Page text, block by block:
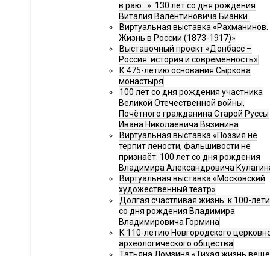
в раю…»: 130 лет со дня рождения
Виталия Валентиновича Бианки.
Виртуальная выставка «Рахманинов.
Жизнь в России (1873-1917)»
Выставочный проект «Донбасс –
Россия: история и современность»
К 475-летию основания Сыркова
монастыря
100 лет со дня рождения участника
Великой Отечественной войны,
Почётного гражданина Старой Руссы
Ивана Николаевича Вязинина
Виртуальная выставка «Поэзия не
терпит лености, фальшивости не
признаёт: 100 лет со дня рождения
Владимира Александровича
Виртуальная выставка «Московский
художественный театр»
Долгая счастливая жизнь: к 100-
со дня рождения Владимира
Владимировича Гормина
К 110-летию Новгородского
археологического общества